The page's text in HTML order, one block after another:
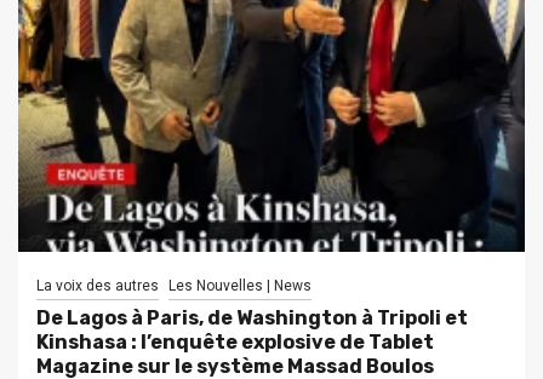
La voix des autres Les Nouvelles | News
De Lagos à Paris, de Washington à Tripoli et
Kinshasa : l’enquête explosive de Tablet
Magazine sur le système Massad Boulos